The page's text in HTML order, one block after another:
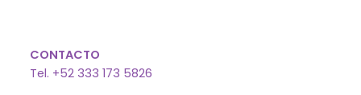
CONTACTO
Tel. +52 333 173 5826